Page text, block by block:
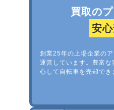
買取の
安
創業25年の上場企業の
運営しています。豊富
心して自転車を売却でき